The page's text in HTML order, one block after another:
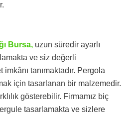
Bursa,uzun süredir ayarlı
ve siz değerli
tanımaktadır. Pergola
için tasarlanan bir malzemedir.
gösterebilir. Firmamız biç
tasarlamakta ve sizlere